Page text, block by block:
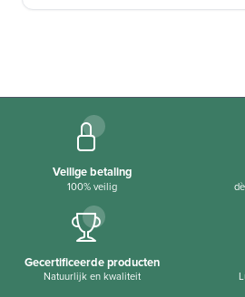
Veilige betaling
100% veilig
Gecertificeerde producten
Natuurlijk en kwaliteit